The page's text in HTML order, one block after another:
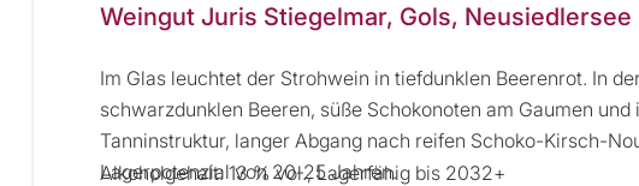
Weingut Juris Stiegelmar, Gols, Neusiedlersee
Im Glas leuchtet der Strohwein in tiefdunklen Beerenrot. In
schwarzdunklen Beeren, süße Schokonoten am Gaumen
Tanninstruktur, langer Abgang nach reifen Schoko-Kirsch-
Lagerpotenzial von 20-25 Jahren.
Alkoholgehalt: 13 % vol., Lagerfähig bis 2032+